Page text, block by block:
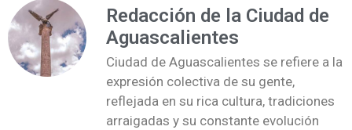
Redacción de la Ciudad de
Aguascalientes
Ciudad de Aguascalientes se refiere a la
expresión colectiva de su gente,
reflejada en su rica cultura, tradiciones
arraigadas y su constante evolución